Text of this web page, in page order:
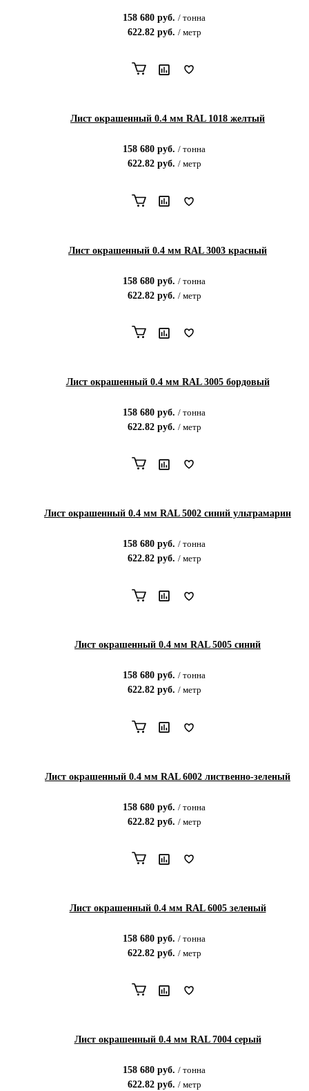
158 680 руб. / тонна
622.82руб. / метр
Лист окрашенный 0.4 мм RAL 1018 желтый
158 680 руб. / тонна
622.82руб. / метр
Лист окрашенный 0.4 мм RAL 3003 красный
158 680 руб. / тонна
622.82руб. / метр
Лист окрашенный 0.4 мм RAL 3005 бордовый
158 680 руб. / тонна
622.82руб. / метр
Лист окрашенный 0.4 мм RAL 5002 синий ультрамарин
158 680 руб. / тонна
622.82руб. / метр
Лист окрашенный 0.4 мм RAL 5005 синий
158 680 руб. / тонна
622.82руб. / метр
Лист окрашенный 0.4 мм RAL 6002 лиственно-зеленый
158 680 руб. / тонна
622.82руб. / метр
Лист окрашенный 0.4 мм RAL 6005 зеленый
158 680 руб. / тонна
622.82руб. / метр
Лист окрашенный 0.4 мм RAL 7004 серый
158 680 руб. / тонна
622.82руб. / метр